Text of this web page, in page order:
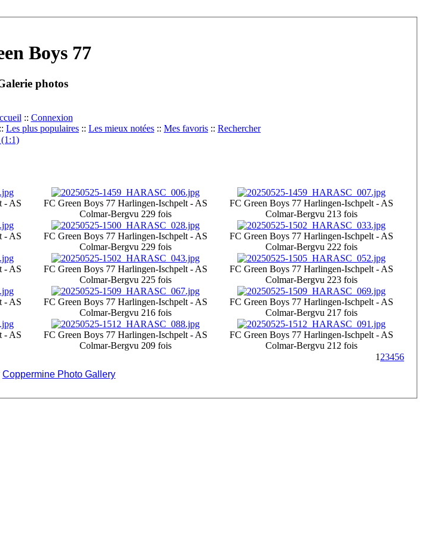
Boys 77
photos
:: Connexion
:: Les plus populaires :: Les mieux notées :: Mes favoris :: Rechercher
- AS
FC Green Boys 77 Harlingen-Ischpelt - AS
Colmar-Bergvu 229 fois
FC Green Boys 77 Harlingen-Ischpelt - AS
Colmar-Bergvu 213 fois
- AS
FC Green Boys 77 Harlingen-Ischpelt - AS
Colmar-Bergvu 229 fois
FC Green Boys 77 Harlingen-Ischpelt - AS
Colmar-Bergvu 222 fois
- AS
FC Green Boys 77 Harlingen-Ischpelt - AS
Colmar-Bergvu 225 fois
FC Green Boys 77 Harlingen-Ischpelt - AS
Colmar-Bergvu 223 fois
- AS
FC Green Boys 77 Harlingen-Ischpelt - AS
Colmar-Bergvu 216 fois
FC Green Boys 77 Harlingen-Ischpelt - AS
Colmar-Bergvu 217 fois
- AS
FC Green Boys 77 Harlingen-Ischpelt - AS
Colmar-Bergvu 209 fois
FC Green Boys 77 Harlingen-Ischpelt - AS
Colmar-Bergvu 212 fois
1 23456
Coppermine Photo Gallery